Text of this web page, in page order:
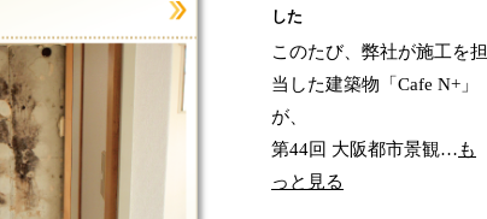
した
このたび、弊社が施工を担
当した建築物「Cafe N+」
が、
第44回 大阪都市景観…も
っと見る